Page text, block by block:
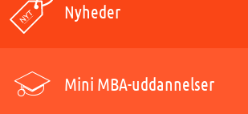
Nyheder
Mini MBA-uddannelser